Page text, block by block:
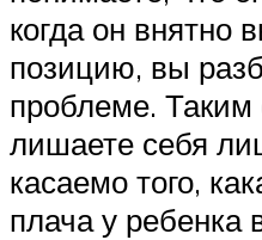
когда он внятно
позицию, вы
проблеме.
лишаете себя
касаемо того,
плача у